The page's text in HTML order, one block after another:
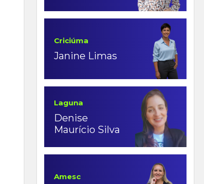
Criciúma
Janine Limas
Laguna
Denise
Maurício Silva
Amesc